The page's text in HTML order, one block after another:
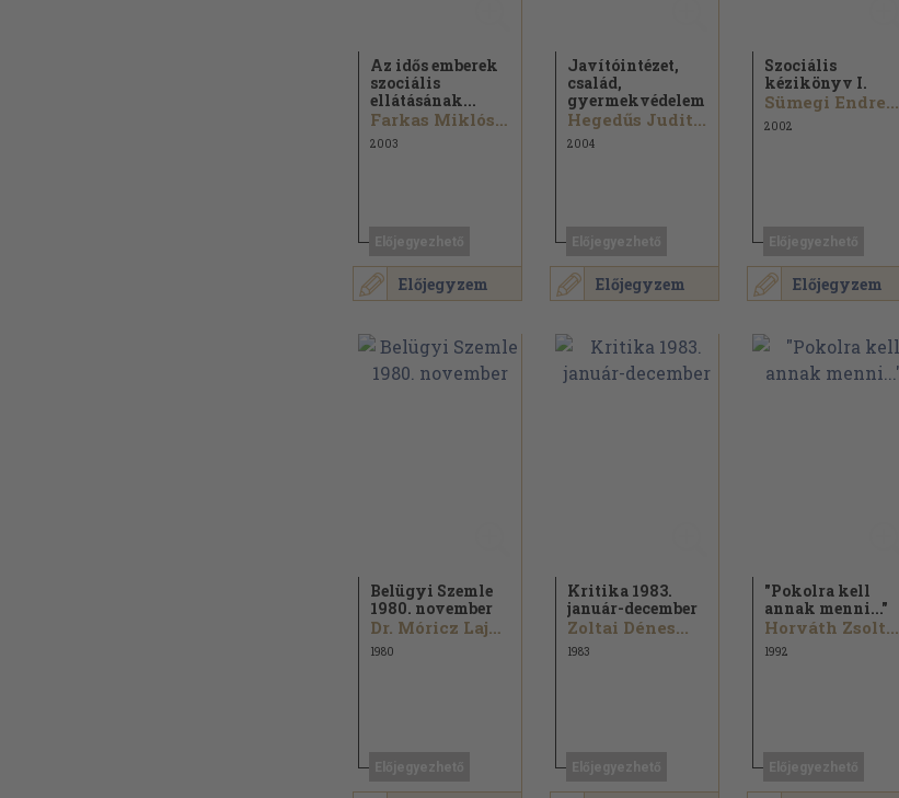
Előjegyzem
Az idős emberek
szociális
ellátásának...
Farkas Miklósné...
2003
Előjegyzem
Javítóintézet,
család,
gyermekvédelem
Hegedűs Judit...
2004
Előjegyzem
Szociális
kézikönyv I.
Sümegi Endre...
2002
Belügyi Szemle
1980. november
Dr. Móricz Lajos...
1980
Kritika 1983.
január-december
Zoltai Dénes...
1983
"Pokolra kell
annak menni..."
Horváth Zsolt...
1992